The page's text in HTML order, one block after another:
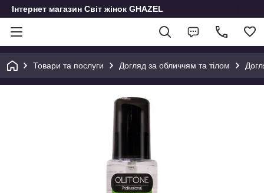
Інтернет магазин Світ жінок GHAZEL
Товари та послуги Догляд за обличчям та тілом